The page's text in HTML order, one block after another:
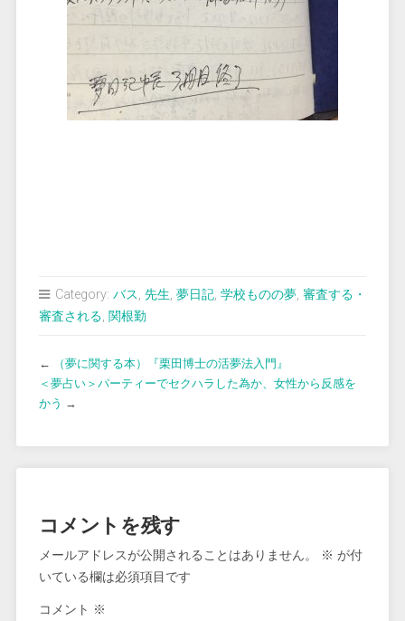
Category: バス, 先生, 夢日記, 学校ものの夢, 審査する・
審査される, 関根勤
←
（夢に関する本）『栗田博士の活夢法入門』
＜夢占い＞パーティーでセクハラした為か、女性から反感を
かう →
コメントを残す
メールアドレスが公開されることはありません。 ※ が付
いている欄は必須項目です
コメント ※